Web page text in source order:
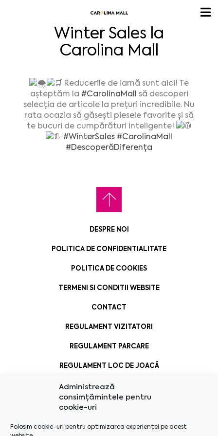
Administrează
consimțămintele pentru
cookie-uri
Folosim cookie-uri pentru optimizarea experienței pe acest
Winter Sales la
Carolina Mall
Reducerile de iarnă sunt aici! Te
așteptăm la #CarolinaMall să descoperi
selecția de articole la prețuri incredibile. Nu
rata ocazia să găsești piesele favorite și să
te bucuri de cumpărături inteligente!
#WinterSales#CarolinaMall
#DescoperăDiferența
DESPRE NOI
POLITICA DE CONFIDENTIALITATE
POLITICA DE COOKIES
TERMENI SI CONDITII WEBSITE
CONTACT
REGULAMENT VIZITATORI
REGULAMENT PARCARE
REGULAMENT LOC DE JOACĂ